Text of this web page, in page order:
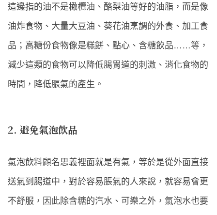
這邊指的油不是橄欖油、酪梨油等好的油脂，而是像
油炸食物、大量大豆油、葵花油烹調的外食、加工食
品；高糖份食物像是糕餅、點心、含糖飲品……等，
減少這類的食物可以降低腸胃道的刺激、消化食物的
時間，降低脹氣的產生。
2. 避免氣泡飲品
氣泡飲料顧名思義裡面就是有氣，等於是從外面直接
送氣到腸道中，對於容易脹氣的人來說，就容易會更
不舒服，因此除含糖的汽水、可樂之外，氣泡水也要